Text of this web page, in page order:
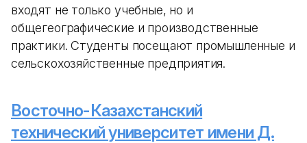
входят не только учебные, но и
общегеографические и производственные
практики. Студенты посещают промышленные и
сельскохозяйственные предприятия.
Восточно-Казахстанский
технический университет имени Д.